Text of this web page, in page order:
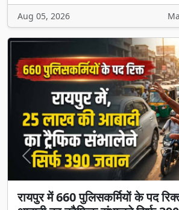
Aug 05, 2026
रायपुर में 660 पुलिसकर्मियों के पद
Previous